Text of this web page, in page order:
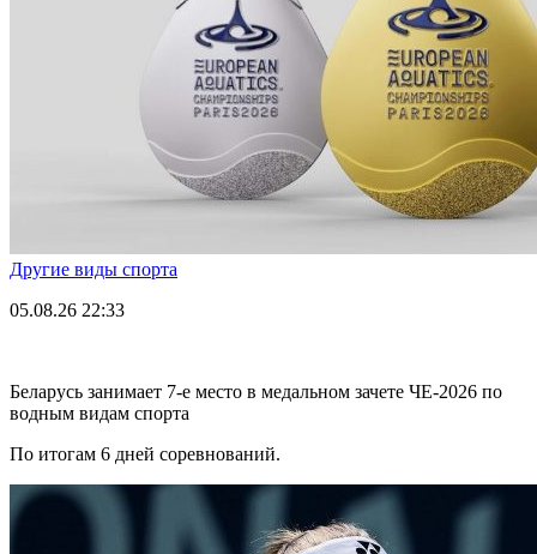
Другие виды спорта
05.08.26 22:33
Беларусь занимает 7-е место в медальном зачете ЧЕ-2026 по
водным видам спорта
По итогам 6 дней соревнований.